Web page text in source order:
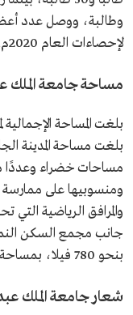
لإحصاءات العام 2020م.
مساحة جامعة الملك
مساحات خضراء وعددًا
ومنسوبيها على ممارسة
والمرافق الرياضية التي
جانب مجمع السكن
بنحو 780 فيلا، بمساحة إجمالية بلغت 650 ألف م2.
شعار جامعة الملك